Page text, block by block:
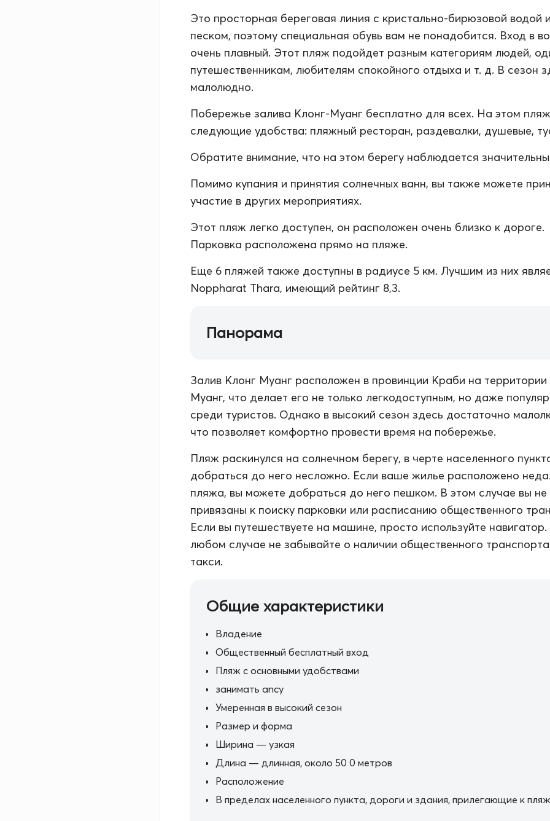
Это просторная береговая линия с кристально-бирюзовой водой
песком, поэтому специальная обувь вам не понадобится. Вход в
очень плавный. Этот пляж подойдет разным категориям людей,
путешественникам, любителям спокойного отдыха и т. д. В сезон
малолюдно.
Побережье залива Клонг-Муанг бесплатно для всех. На этом
следующие удобства: пляжный ресторан, раздевалки, душевые,
Обратите внимание, что на этом берегу наблюдается
Помимо купания и принятия солнечных ванн, вы также можете
участие в других мероприятиях.
Этот пляж легко доступен, он расположен очень близко к дороге.
Парковка расположена прямо на пляже.
Еще 6 пляжей также доступны в радиусе 5 км. Лучшим из них
Noppharat Thara, имеющий рейтинг 8,3.
Панорама
Залив Клонг Муанг расположен в провинции Краби на территории
Муанг, что делает его не только легкодоступным, но даже
среди туристов. Однако в высокий сезон здесь достаточно
что позволяет комфортно провести время на побережье.
Пляж раскинулся на солнечном берегу, в черте населенного
добраться до него несложно. Если ваше жилье расположено
пляжа, вы можете добраться до него пешком. В этом случае вы не
привязаны к поиску парковки или расписанию общественного
Если вы путешествуете на машине, просто используйте
любом случае не забывайте о наличии общественного
такси.
Общие характеристики
Владение
Общественный бесплатный вход
Пляж с основными удобствами
занимать ancy
Умеренная в высокий сезон
Размер и форма
Ширина — узкая
Длина — длинная, около 50 0 метров
Расположение
В пределах населенного пункта, дороги и здания, прилегающие к